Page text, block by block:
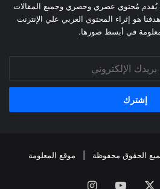
يُقدم مُحتوي عصري وحصري وجميع المقالات
هو إثراء المحتوي العربي علي الإنترنت
في أبسط صورها.
موقع المعلومة
يوتيوبانستقرام